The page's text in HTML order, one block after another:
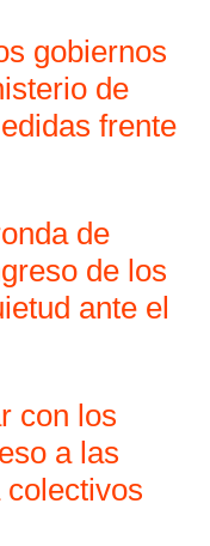
gobiernos
de
frente
de
de los
ante el
con los
a las